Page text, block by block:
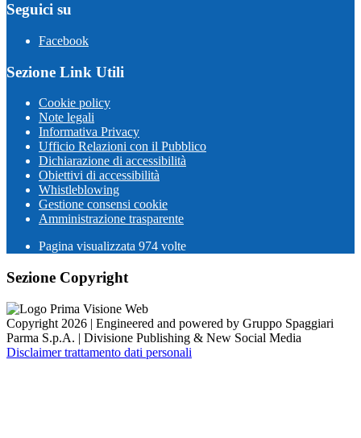
Seguici su
Facebook
Sezione Link Utili
Cookie policy
Note legali
Informativa Privacy
Ufficio Relazioni con il Pubblico
Dichiarazione di accessibilità
Obiettivi di accessibilità
Whistleblowing
Gestione consensi cookie
Amministrazione trasparente
Pagina visualizzata 974 volte
Sezione Copyright
Copyright 2026 | Engineered and powered by Gruppo Spaggiari
Parma S.p.A. | Divisione Publishing & New Social Media
Disclaimer trattamento dati personali